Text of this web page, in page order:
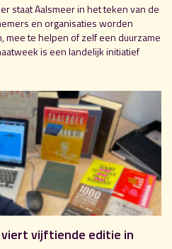
staat Aalsmeer in het teken van de
en organisaties worden
te helpen of zelf een duurzame
is een landelijk initiatief
viert vijftiende editie in